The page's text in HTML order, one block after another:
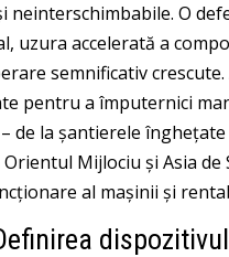
neinterschimbabile. O
uzura accelerată a
semnificativ
pentru a împuternici
de la șantierele
Mijlociu și Asia
al mașinii și